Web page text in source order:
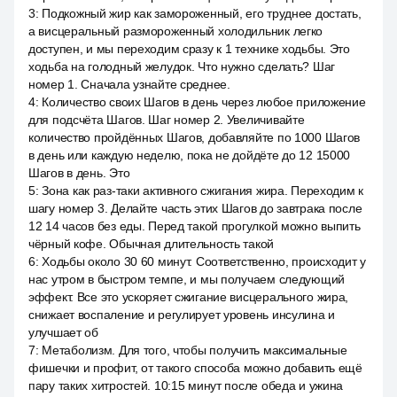
3: Подкожный жир как замороженный, его труднее достать,
а висцеральный размороженный холодильник легко
доступен, и мы переходим сразу к 1 технике ходьбы. Это
ходьба на голодный желудок. Что нужно сделать? Шаг
номер 1. Сначала узнайте среднее.
4: Количество своих Шагов в день через любое приложение
для подсчёта Шагов. Шаг номер 2. Увеличивайте
количество пройдённых Шагов, добавляйте по 1000 Шагов
в день или каждую неделю, пока не дойдёте до 12 15000
Шагов в день. Это
5:Зона как раз-таки активного сжигания жира. Переходим к
шагу номер 3. Делайте часть этих Шагов до завтрака после
12 14 часов без еды. Перед такой прогулкой можно выпить
чёрный кофе. Обычная длительность такой
6:Ходьбы около 30 60 минут. Соответственно, происходит у
нас утром в быстром темпе, и мы получаем следующий
эффект. Все это ускоряет сжигание висцерального жира,
снижает воспаление и регулирует уровень инсулина и
улучшает об
7: Метаболизм. Для того, чтобы получить максимальные
фишечки и профит, от такого способа можно добавить ещё
пару таких хитростей. 10:15 минут после обеда и ужина